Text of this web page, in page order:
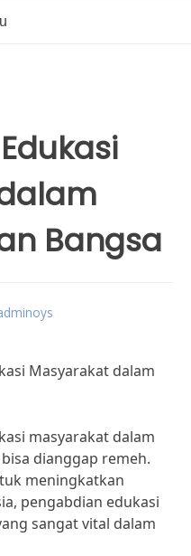
Bangsa
Masyarakat dalam
masyarakat dalam
dianggap remeh.
meningkatkan
pengabdian edukasi
sangat vital dalam